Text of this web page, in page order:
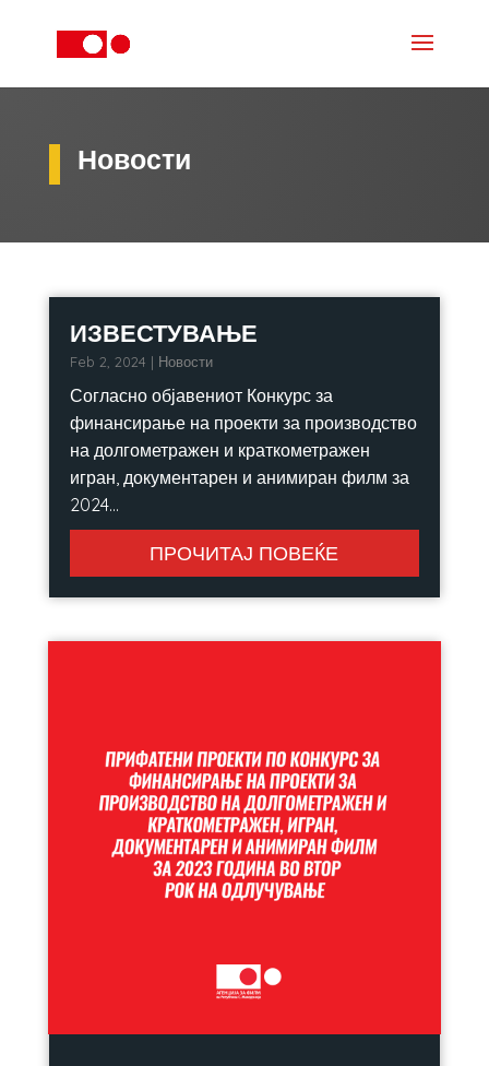
Новости
ИЗВЕСТУВАЊЕ
Feb 2, 2024 | Новости
Согласно објавениот Конкурс за
финансирање на проекти за производство
на долгометражен и краткометражен
игран, документарен и анимиран филм за
2024...
ПРОЧИТАЈ ПОВЕЌЕ